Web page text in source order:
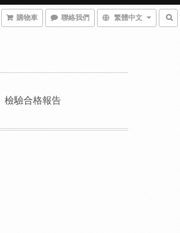
購物車 聯絡我們 繁體中文
檢驗合格報告